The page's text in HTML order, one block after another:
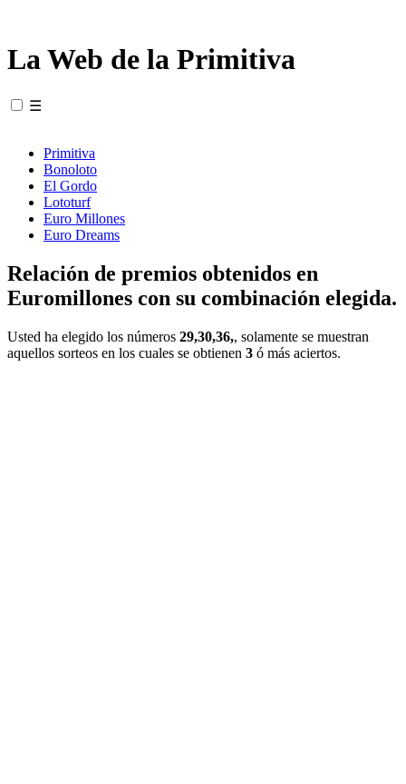
La Web de la Primitiva
☰
Primitiva
Bonoloto
El Gordo
Lototurf
Euro Millones
Euro Dreams
Relación de premios obtenidos en
Euromillones con su combinación elegida.
Usted ha elegido los números 29,30,36,, solamente se muestran
aquellos sorteos en los cuales se obtienen 3 ó más aciertos.